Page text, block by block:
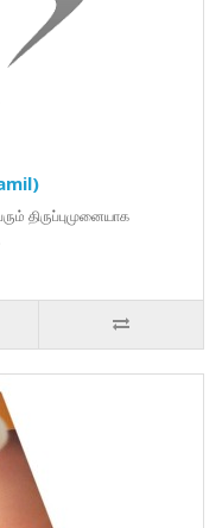
திருப்புமுனையாக